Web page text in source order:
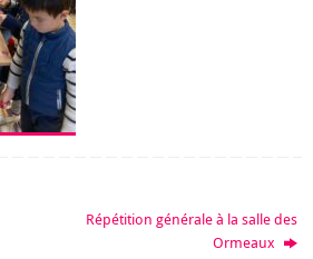
Répétition générale à la salle des
Ormeaux